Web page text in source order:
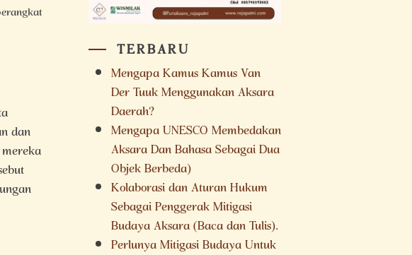
dan
TERBARU
Mengapa Kamus Kamus Van
Der Tuuk Menggunakan Aksara
Daerah?
Mengapa UNESCO Membedakan
Aksara Dan Bahasa Sebagai Dua
Objek Berbeda)
Kolaborasi dan Aturan Hukum
Sebagai Penggerak Mitigasi
Budaya Aksara (Baca dan Tulis).
Perlunya Mitigasi Budaya Untuk